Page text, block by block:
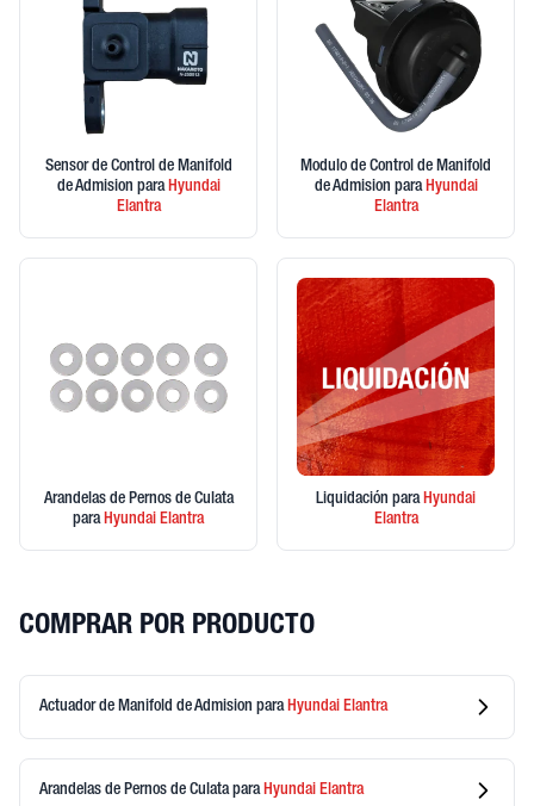
Sensor de Control de Manifold
de Admision paraHyundai
Elantra
Modulo de Control de Manifold
de Admision paraHyundai
Elantra
Arandelas de Pernos de Culata
paraHyundai Elantra
Liquidación paraHyundai
Elantra
COMPRAR POR PRODUCTO
Actuador de Manifold de Admision para Hyundai Elantra
Arandelas de Pernos de Culatapara Hyundai Elantra